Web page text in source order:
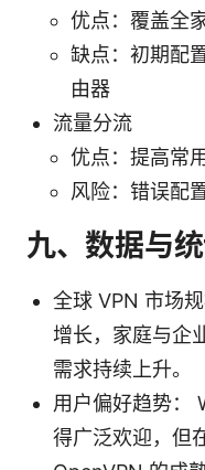
优点：覆盖全
缺点：初期配
由器
流量分流
优点：提高常
风险：错误配
九、数据与
全球 VPN 市场
增长，家庭与企
需求持续上升。
用户偏好趋势：
得广泛欢迎，但